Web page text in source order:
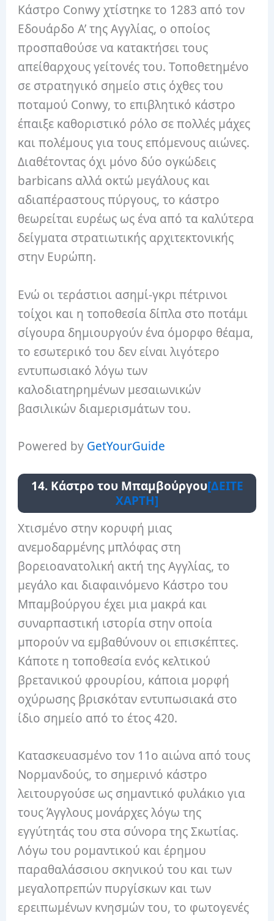
Κάστρο Conwy χτίστηκε το 1283 από τον
Εδουάρδο Α’ της Αγγλίας, ο οποίος
προσπαθούσε να κατακτήσει τους
απείθαρχους γείτονές του. Τοποθετημένο
σε στρατηγικό σημείο στις όχθες του
ποταμού Conwy, το επιβλητικό κάστρο
έπαιξε καθοριστικό ρόλο σε πολλές μάχες
και πολέμους για τους επόμενους αιώνες.
Διαθέτοντας όχι μόνο δύο ογκώδεις
barbicans αλλά οκτώ μεγάλους και
αδιαπέραστους πύργους, το κάστρο
θεωρείται ευρέως ως ένα από τα καλύτερα
δείγματα στρατιωτικής αρχιτεκτονικής
στην Ευρώπη.
Ενώ οι τεράστιοι ασημί-γκρι πέτρινοι
τοίχοι και η τοποθεσία δίπλα στο ποτάμι
σίγουρα δημιουργούν ένα όμορφο θέαμα,
το εσωτερικό του δεν είναι λιγότερο
εντυπωσιακό λόγω των
καλοδιατηρημένων μεσαιωνικών
βασιλικών διαμερισμάτων του.
Powered by GetYourGuide
14. Κάστρο του Μπαμβούργου[ΔΕΙΤΕ
ΧΑΡΤΗ]
Χτισμένο στην κορυφή μιας
ανεμοδαρμένης μπλόφας στη
βορειοανατολική ακτή της Αγγλίας, το
μεγάλο και διαφαινόμενο Κάστρο του
Μπαμβούργου έχει μια μακρά και
συναρπαστική ιστορία στην οποία
μπορούν να εμβαθύνουν οι επισκέπτες.
Κάποτε η τοποθεσία ενός κελτικού
βρετανικού φρουρίου, κάποια μορφή
οχύρωσης βρισκόταν εντυπωσιακά στο
ίδιο σημείο από το έτος 420.
Κατασκευασμένο τον 11ο αιώνα από τους
Νορμανδούς, το σημερινό κάστρο
λειτουργούσε ως σημαντικό φυλάκιο για
τους Άγγλους μονάρχες λόγω της
εγγύτητάς του στα σύνορα της Σκωτίας.
Λόγω του ρομαντικού και έρημου
παραθαλάσσιου σκηνικού του και των
μεγαλοπρεπών πυργίσκων και των
ερειπωμένων κνησμών του, το φωτογενές